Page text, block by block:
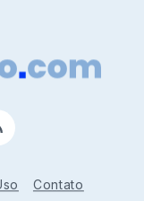
Contato